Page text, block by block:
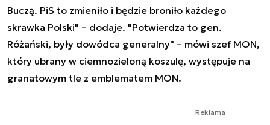
Buczą. PiS to zmieniło i będzie broniło każdego
skrawka Polski" – dodaje. "Potwierdza to gen.
Różański, były dowódca generalny" – mówi szef MON,
który ubrany w ciemnozieloną koszulę, występuje na
granatowym tle z emblematem MON.
Reklama